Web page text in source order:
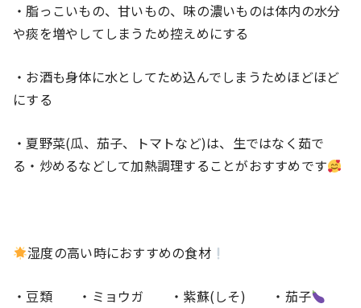
・脂っこいもの、甘いもの、味の濃いものは体内の水分
や痰を増やしてしまうため控えめにする
・お酒も身体に水としてため込んでしまうためほどほど
にする
・夏野菜(瓜、茄子、トマトなど)は、生ではなく茹で
る・炒めるなどして加熱調理することがおすすめです
湿度の高い時におすすめの食材
・豆類 ・ミョウガ ・紫蘇(しそ) ・茄子